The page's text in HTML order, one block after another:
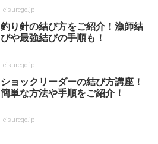
leisurego.jp
釣り針の結び方をご紹介！漁師結
びや最強結びの手順も！
leisurego.jp
ショックリーダーの結び方講座！
簡単な方法や手順をご紹介！
leisurego.jp